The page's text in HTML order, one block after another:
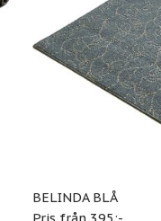
BELINDA BLÅ